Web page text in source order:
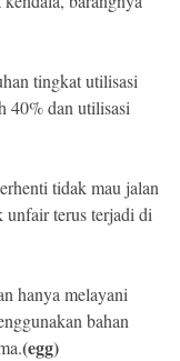
tingkat utilisasi
40% dan utilisasi
tidak mau jalan
unfair terus terjadi di
hanya melayani
bahan
(egg)